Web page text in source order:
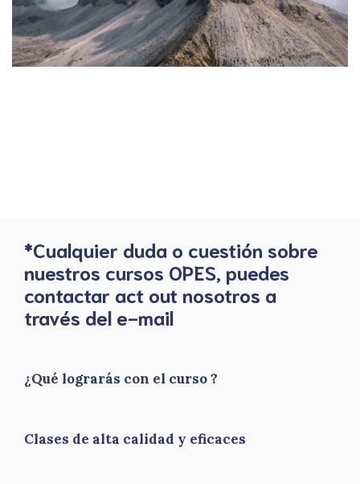
*Cualquier duda o cuestión sobre
nuestros cursos OPES, puedes
contactar act out nosotros a
través del e-mail
¿Qué lograrás con el curso ?
Clases de alta calidad y eficaces